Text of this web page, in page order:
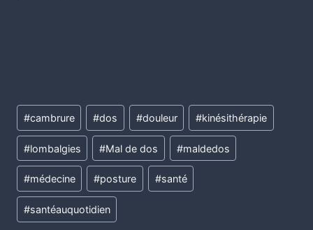
#cambrure #dos #douleur #kinésithérapie
#lombalgies #Mal de dos #maldedos
#médecine #posture #santé
#santéauquotidien